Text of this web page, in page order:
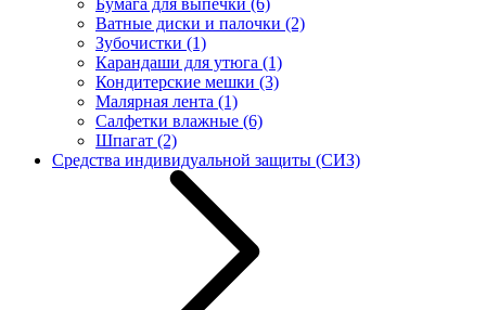
Ватные диски и палочки (2)
Зубочистки (1)
Карандаши для утюга (1)
Кондитерские мешки (3)
Малярная лента (1)
Салфетки влажные (6)
Шпагат (2)
Средства индивидуальной защиты (СИЗ)